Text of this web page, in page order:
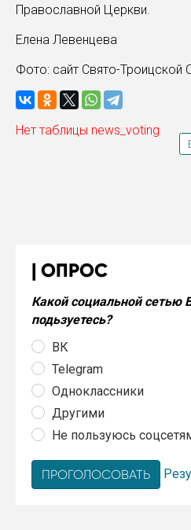
Православной Церкви.
Елена Левенцева
Фото: сайт Свято-Троицской
Нет таблицы news_voting
ОПРОС
Какой социальной сетью
подьзуетесь?
ВК
Telegram
Одноклассники
Другими
Не пользуюсь